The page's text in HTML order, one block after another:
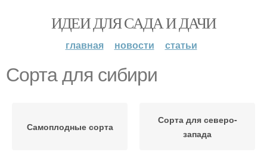
ИДЕИ ДЛЯ САДА И ДАЧИ
главная новости статьи
Сорта для сибири
Самоплодные сорта
Сорта для северо-
запада